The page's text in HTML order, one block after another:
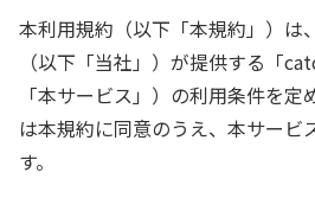
本利用規約（以下「本規約」）は
（以下「当社」）が提供する「
「本サービス」）の利用条件を定
は本規約に同意のうえ、本サービ
す。